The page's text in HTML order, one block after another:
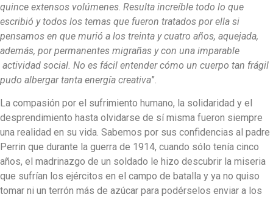
quince extensos volúmenes Resulta increíble todo lo que
escribió y todos los temas que fueron tratados por ella si
pensamos en que murió a los treinta y cuatro años, aquejada,
además, por permanentes migrañas y con una imparable
actividad social. No es fácil entender cómo un cuerpo tan frágil
pudo albergar tanta energía creativa”.
La compasión por el sufrimiento humano, la solidaridad y el
desprendimiento hasta olvidarse de sí misma fueron siempre
una realidad en su vida. Sabemos por sus confidencias al padre
Perrin que durante la guerra de 1914, cuando sólo tenía cinco
años, el madrinazgo de un soldado le hizo descubrir la miseria
que sufrían los ejércitos en el campo de batalla y ya no quiso
tomar ni un terrón más de azúcar para podérselos enviar a los